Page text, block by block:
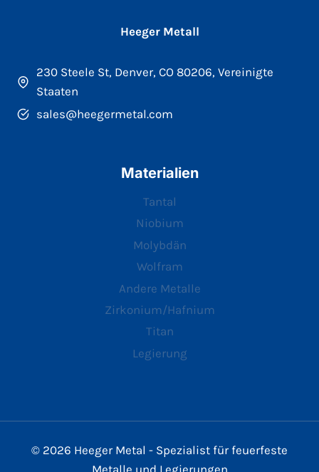
Heeger Metall
230 Steele St, Denver, CO 80206, Vereinigte
Staaten
sales@heegermetal.com
Materialien
Tantal
Niobium
Molybdän
Wolfram
Andere Metalle
Zirkonium/Hafnium
Titan
Legierung
© 2026 Heeger Metal - Spezialist für feuerfeste